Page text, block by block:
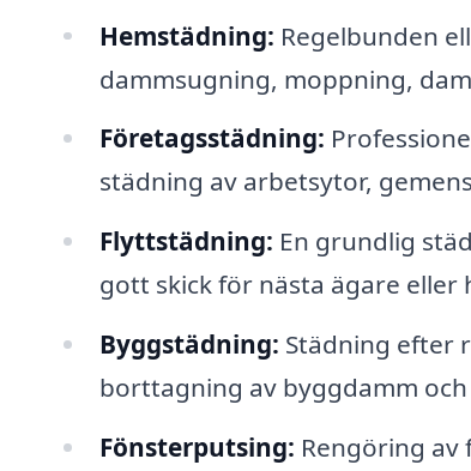
Hemstädning: Regelbunden
dammsugning, moppning,
Företagsstädning:
städning av arbetsytor,
Flyttstädning: En grundlig
gott skick för nästa ägare eller
Byggstädning: Städning efter
borttagning av byggdamm
Fönsterputsing: Rengöring